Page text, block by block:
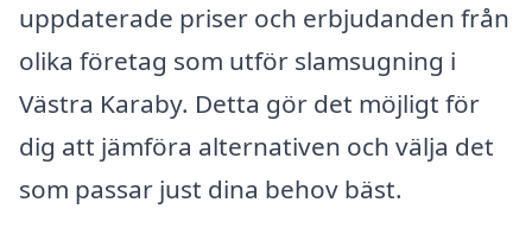
uppdaterade priser och erbjudanden från
olika företag som utför slamsugning i
Västra Karaby. Detta gör det möjligt för
dig att jämföra alternativen och välja det
som passar just dina behov bäst.